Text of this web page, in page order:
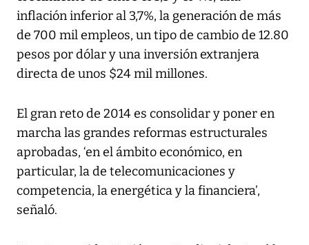
inflación inferior al 3,7%, la generación de más
de 700 mil empleos, un tipo de cambio de 12.80
pesos por dólar y una inversión extranjera
directa de unos $24 mil millones.
El gran reto de 2014 es consolidar y poner en
marcha las grandes reformas estructurales
aprobadas, ‘en el ámbito económico, en
particular, la de telecomunicaciones y
competencia, la energética y la financiera’,
señaló.